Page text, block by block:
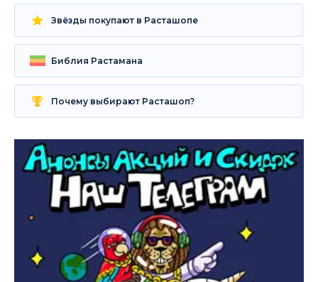
Звёзды покупают в Расташопе
Библия Растамана
Почему выбирают Расташоп?